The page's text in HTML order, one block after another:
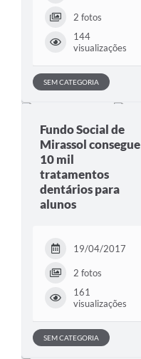
2 fotos
144
visualizações
SEM CATEGORIA
Fundo Social de
Mirassol consegue
10 mil
tratamentos
dentários para
alunos
19/04/2017
2 fotos
161
visualizações
SEM CATEGORIA